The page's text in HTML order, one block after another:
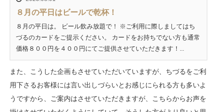
８月の平日はビールで乾杯！
８月の平日は。 ビール飲み放題で！ ※ご利用に際しましてはち
づるのカードをご提示ください。 カードをお持ちでない方も通常
価格８００円を４００円にてご提供させていただきます！...
また、こうした企画もさせていただいていますが、ちづるをご利
用下さるお客様には言い出しづらいとお感じにられる方も多いよ
うですから、ご案内はさせていただきますが、こちらからお声を